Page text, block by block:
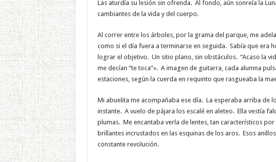
Las aturdía su lesión sin ofrenda. Al fondo, aún sonreía la
cambiantes de la vida y del cuerpo.
Al correr entre los árboles, por la grama del parque, me
como si el día fuera a terminarse en seguida. Sabía que era
lograr el objetivo. Un sitio plano, sin obstáculos. “Acaso la
me decían “te toca”». A imagen de guitarra, cada alumna
estaciones, según la cuerda en requinto que rasgueaba la
Mi abuelita me acompañaba ese día. La esperaba arriba de
instante. A vuelo de pájara los escalé en aleteo. Ella vestía
plumas. Me encantaba verla de lentes, tan característicos
brillantes incrustados en las esquinas de los aros. Esos
constante revolución.